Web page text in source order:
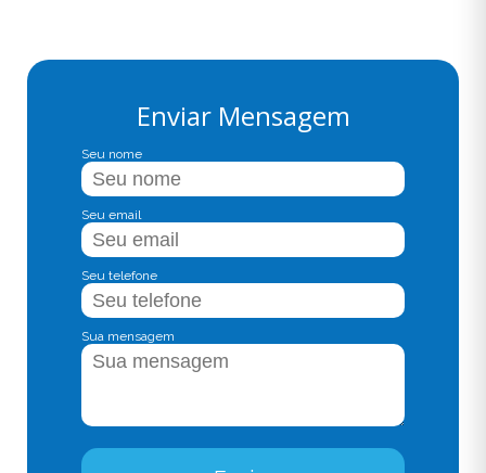
Enviar Mensagem
Seu nome
Seu email
Seu telefone
Sua mensagem